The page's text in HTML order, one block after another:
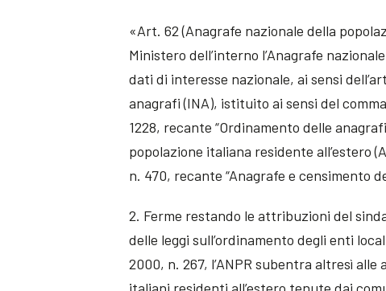
«Art. 62 (Anagrafe nazionale della
Ministero dell’interno l’Anagrafe
dati di interesse nazionale, ai sensi
anagrafi (INA), istituito ai sensi del
1228, recante “Ordinamento delle
popolazione italiana residente all’estero
n. 470, recante “Anagrafe e censimento
2. Ferme restando le attribuzioni del
delle leggi sull’ordinamento degli enti
2000, n. 267, l’ANPR subentra altresì